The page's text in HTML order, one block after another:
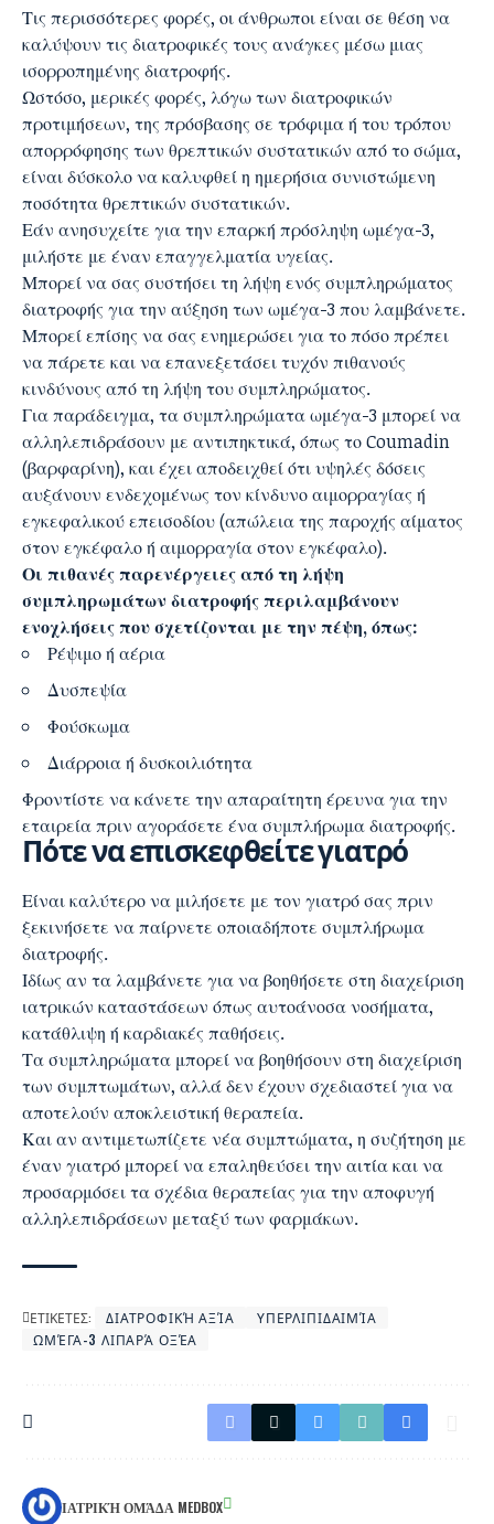
Τις περισσότερες φορές, οι άνθρωποι είναι σε θέση να
καλύψουν τις διατροφικές τους ανάγκες μέσω μιας
ισορροπημένης διατροφής.
Ωστόσο, μερικές φορές, λόγω των διατροφικών
προτιμήσεων, της πρόσβασης σε τρόφιμα ή του τρόπου
απορρόφησης των θρεπτικών συστατικών από το σώμα,
είναι δύσκολο να καλυφθεί η ημερήσια συνιστώμενη
ποσότητα θρεπτικών συστατικών.
Εάν ανησυχείτε για την επαρκή πρόσληψη ωμέγα-3,
μιλήστε με έναν επαγγελματία υγείας.
Μπορεί να σας συστήσει τη λήψη ενός συμπληρώματος
διατροφής για την αύξηση των ωμέγα-3 που λαμβάνετε.
Μπορεί επίσης να σας ενημερώσει για το πόσο πρέπει
να πάρετε και να επανεξετάσει τυχόν πιθανούς
κινδύνους από τη λήψη του συμπληρώματος.
Για παράδειγμα, τα συμπληρώματα ωμέγα-3 μπορεί να
αλληλεπιδράσουν με αντιπηκτικά, όπως το Coumadin
(βαρφαρίνη), και έχει αποδειχθεί ότι υψηλές δόσεις
αυξάνουν ενδεχομένως τον κίνδυνο αιμορραγίας ή
εγκεφαλικού επεισοδίου (απώλεια της παροχής αίματος
στον εγκέφαλο ή αιμορραγία στον εγκέφαλο).
Οι πιθανές παρενέργειες από τη λήψη
συμπληρωμάτων διατροφής περιλαμβάνουν
ενοχλήσεις που σχετίζονται με την πέψη, όπως:
Ρέψιμο ή αέρια
Δυσπεψία
Φούσκωμα
Διάρροια ή δυσκοιλιότητα
Φροντίστε να κάνετε την απαραίτητη έρευνα για την
εταιρεία πριν αγοράσετε ένα συμπλήρωμα διατροφής.
Πότε να επισκεφθείτε γιατρό
Είναι καλύτερο να μιλήσετε με τον γιατρό σας πριν
ξεκινήσετε να παίρνετε οποιαδήποτε συμπλήρωμα
διατροφής.
Ιδίως αν τα λαμβάνετε για να βοηθήσετε στη διαχείριση
ιατρικών καταστάσεων όπως αυτοάνοσα νοσήματα,
κατάθλιψη ή καρδιακές παθήσεις.
Τα συμπληρώματα μπορεί να βοηθήσουν στη διαχείριση
των συμπτωμάτων, αλλά δεν έχουν σχεδιαστεί για να
αποτελούν αποκλειστική θεραπεία.
Και αν αντιμετωπίζετε νέα συμπτώματα, η συζήτηση με
έναν γιατρό μπορεί να επαληθεύσει την αιτία και να
προσαρμόσει τα σχέδια θεραπείας για την αποφυγή
αλληλεπιδράσεων μεταξύ των φαρμάκων.
ΕΤΙΚΕΤΕΣ: ΔΙΑΤΡΟΦΙΚΉ ΑΞΊΑ
ΥΠΕΡΛΙΠΙΔΑΙΜΊΑ
ΩΜΈΓΑ-3 ΛΙΠΑΡΆ ΟΞΈΑ
ΙΑΤΡΙΚΉ ΟΜΆΔΑ MEDBOX